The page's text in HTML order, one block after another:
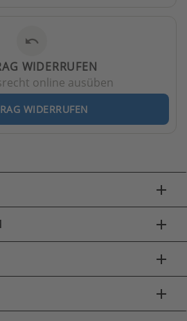
undo
WIDERRUFEN
online ausüben
WIDERRUFEN
add
add
add
add